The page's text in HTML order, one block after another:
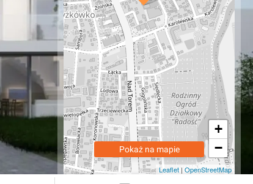
+
−
Leaflet | OpenStreetMap
Pokaż na mapie